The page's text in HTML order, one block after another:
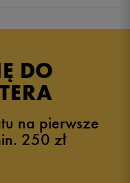
DO
na pierwsze
250 zł